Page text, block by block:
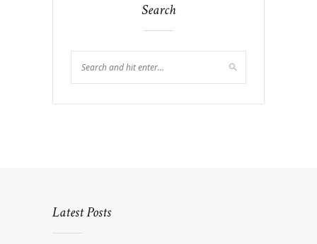
Search
Latest Posts